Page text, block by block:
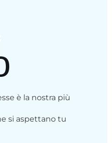
è la nostra più
si aspettano tu